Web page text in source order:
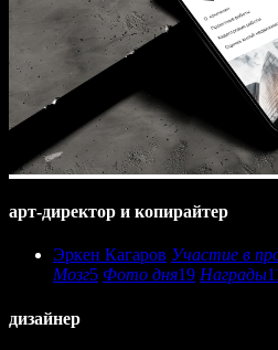
арт-директор и копирайтер
Эркен Кагаров Участие в
Мозг5 Фото дня19 Награды
дизайнер